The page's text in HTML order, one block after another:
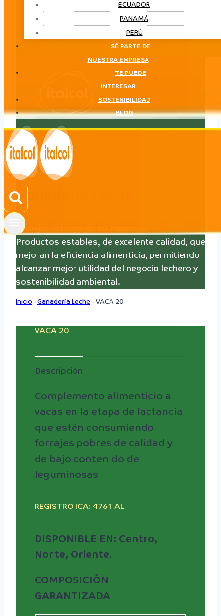
ECUADOR
PANAMÁ
PERÚ
SÉ PARTE DE
NUESTRA EMPRESA
TE PUEDE
INTERESAR
SOSTENIBILIDAD
BLOG
Ganadería Leche
LÍNEA
Ganadería Leche
El mejor retorno de su inversión:
Productos estables, de excelente calidad, que
mejoran la eficiencia alimenticia, permitiendo
alcanzar mejor utilidad del negocio lechero y
sostenibilidad ambiental.
Inicio - Ganadería Leche - VACA 20
VACA 20
Descripción
Complemento alimenticio a
vacas en la etapa de lactancia
que estén consumiendo
forrajes pobres de calidad y
de bajo contenido de
leguminosas
REGISTRO ICA: 4761 AL
DISPONIBLE EN: Centro,
Norte, Oriente.
COMPOSICIÓN
GARANTIZADA